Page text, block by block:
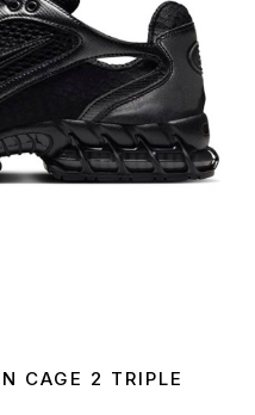
CAGE 2 TRIPLE